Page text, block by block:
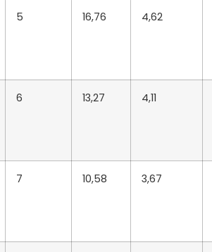
5 16,76 4,62
6 13,27 4,11
7 10,58 3,67